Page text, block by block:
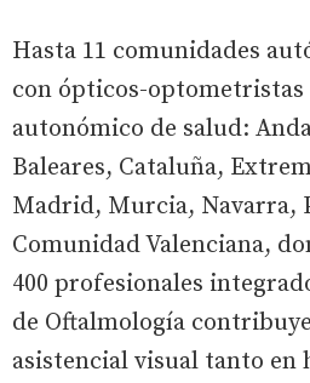
Hasta 11 comunidades
con ópticos-optometristas
autonómico de salud:
Baleares, Cataluña,
Madrid, Murcia, Navarra,
Comunidad Valenciana,
400 profesionales
de Oftalmología
asistencial visual tanto en